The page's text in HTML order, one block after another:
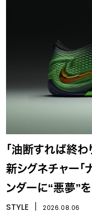
「油断すれば終わ
新シグネチャー「
ンダーに“悪夢”
STYLE 2026.08.06